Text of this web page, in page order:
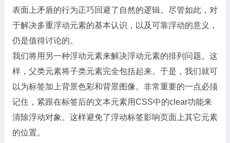
表面上矛盾的行为正巧回避了自然的逻辑。尽管如此，对
于解决多重浮动元素的基本认识，以及可靠浮动的意义，
仍是值得讨论的。
我们将用另一种浮动元素来解决浮动元素的排列问题。这
样，父类元素将子类元素完全包括起来。于是，我们就可
以为标签加上背景色彩和背景图像。非常重要的一点必须
记住，紧跟在标签后的文本元素用CSS中的clear功能来
清除浮动对象。这样避免了浮动标签影响页面上其它元素
的位置。